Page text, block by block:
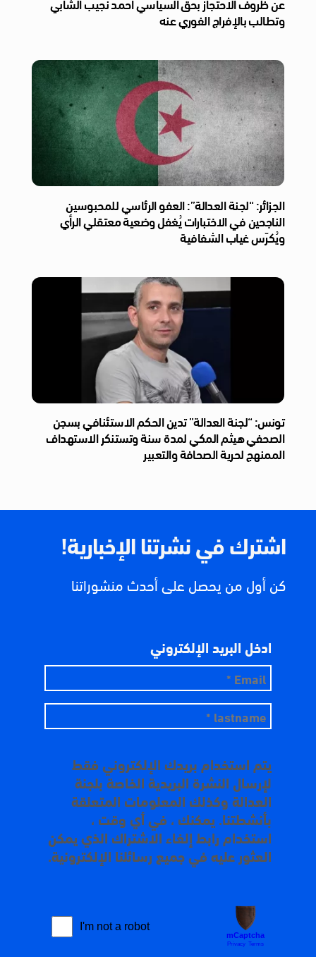
وتطالب بالإفراج الفوري عنه
الجزائر: “لجنة العدالة”: العفو الرئاسي للمحبوسين
الناجحين في الاختبارات يُغفل وضعية معتقلي الرأي
ويُكرّس غياب الشفافية
تونس: “لجنة العدالة” تدين الحكم الاستئنافي بسجن
الصحفي هيثم المكي لمدة سنة وتستنكر الاستهداف
الممنهج لحرية الصحافة والتعبير
اشترك في نشرتنا الإخبارية!
كن أول من يحصل على أحدث منشوراتنا
ادخل البريد الإلكتروني
يتم استخدام بريدك الإلكتروني فقط
لإرسال النشرة البريدية الخاصة بلجنة
العدالة وكذلك المعلومات المتعلقة
بأنشطتنا. يمكنك ، في أي وقت ،
استخدام رابط إلغاء الاشتراك الذي يمكن
العثور عليه في جميع رسائلنا الإلكترونية.